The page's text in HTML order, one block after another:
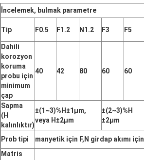
İncelemek, bulmak parametre
Tip F0.5 F1.2 N1.2 F3 F5
Dahili
korozyon
koruma
probu için
minimum
çap
40 42 80 60 60
Sapma
(H
kalınlıktır)
±(1~3)%H±1μm,
veya H ±2μm
±(2~3)%H
±2μm
Prob tipi manyetik için F,N girdap akımı için
Matris